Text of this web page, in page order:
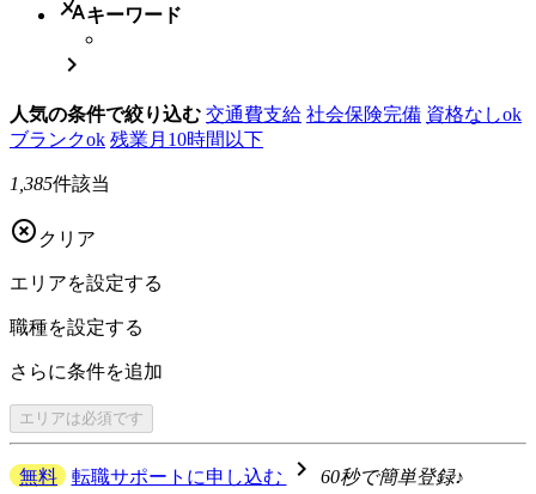
translateキーワード

人気の条件で絞り込む 交通費支給 社会保険完備 資格なしok
ブランクok 残業月10時間以下
1,385件該当
 クリア
エリアを設定する
職種を設定する
さらに条件を追加
エリアは必須です
無料 転職サポートに申し込む navigate_next 60秒で簡単登録♪